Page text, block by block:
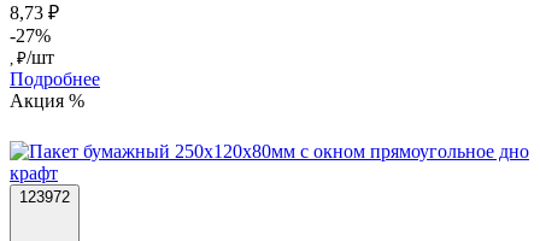
8,73 ₽
-27%
, ₽/шт
Подробнее
Акция %
123972